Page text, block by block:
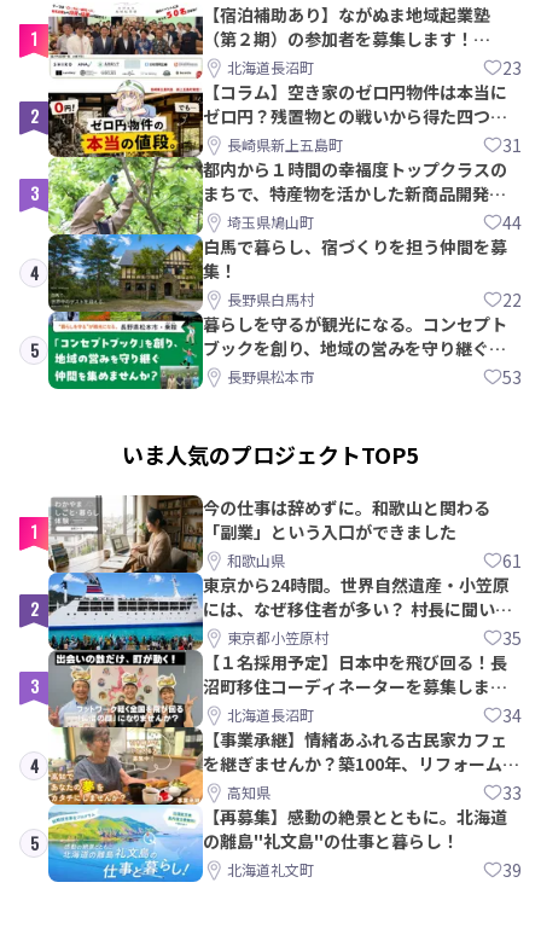
1
【宿泊補助あり】ながぬま地域起業塾
（第２期）の参加者を募集します！
【8/21〆】
北海道長沼町 23
2
【コラム】空き家のゼロ円物件は本当に
ゼロ円？残置物との戦いから得た四つの
教訓｜新上五島町
長崎県新上五島町 31
3
都内から１時間の幸福度トップクラスの
まちで、特産物を活かした新商品開発＆
PRメンバー募集！
埼玉県鳩山町 44
4
白馬で暮らし、宿づくりを担う仲間を募
集！
長野県白馬村 22
5
暮らしを守るが観光になる。コンセプト
ブックを創り、地域の営みを守り継ぐ仲
間を集めませんか？
長野県松本市 53
いま人気のプロジェクトTOP5
1
今の仕事は辞めずに。和歌山と関わる
「副業」という入口ができました
和歌山県 61
2
東京から24時間。世界自然遺産・小笠原
には、なぜ移住者が多い？ 村長に聞いて
みた東京都小笠原村 35
3
【１名採用予定】日本中を飛び回る！長
沼町移住コーディネーターを募集しま
す！北海道長沼町 34
4
【事業承継】情緒あふれる古民家カフェ
を継ぎませんか？築100年、リフォームか
ら約10年！
高知県 33
5
【再募集】感動の絶景とともに。北海道
の離島"礼文島"の仕事と暮らし！
北海道礼文町 39